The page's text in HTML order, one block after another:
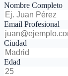
Nombre Completo
Email Profesional
Ciudad
Edad